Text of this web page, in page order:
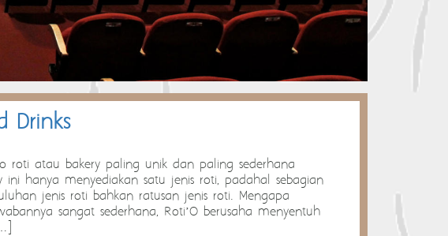
Drinks
roti atau bakery paling unik dan paling sederhana
ini hanya menyediakan satu jenis roti, padahal sebagian
jenis roti bahkan ratusan jenis roti. Mengapa
sangat sederhana, Roti’O berusaha menyentuh